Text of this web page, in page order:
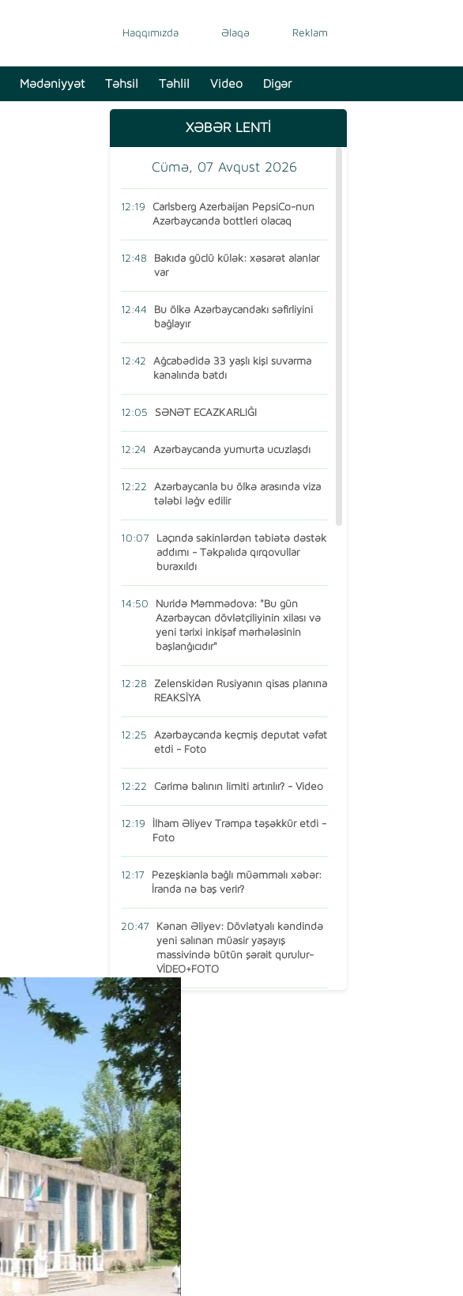
Haqqımızda Əlaqə Reklam
Mədəniyyət Təhsil Təhlil Video Digər
XƏBƏR LENTİ
Cümə, 07 Avqust 2026
12:19
Carlsberg Azerbaijan PepsiCo-nun
Azərbaycanda bottleri olacaq
12:48
Bakıda güclü külək: xəsarət alanlar
var
12:44
Bu ölkə Azərbaycandakı səfirliyini
bağlayır
12:42
Ağcabədidə 33 yaşlı kişi suvarma
kanalında batdı
12:05 SƏNƏT ECAZKARLIĞI
12:24 Azərbaycanda yumurta ucuzlaşdı
12:22
Azərbaycanla bu ölkə arasında viza
tələbi ləğv edilir
10:07
Laçında sakinlərdən təbiətə dəstək
addımı - Təkpalıda qırqovullar
buraxıldı
14:50
Nuridə Məmmədova: "Bu gün
Azərbaycan dövlətçiliyinin xilası və
yeni tarixi inkişaf mərhələsinin
başlanğıcıdır"
12:28
Zelenskidən Rusiyanın qisas planına
REAKSİYA
12:25
Azərbaycanda keçmiş deputat vəfat
etdi - Foto
12:22 Cərimə balının limiti artırılır? - Video
12:19
İlham Əliyev Trampa təşəkkür etdi -
Foto
12:17
Pezeşkianla bağlı müəmmalı xəbər:
İranda nə baş verir?
20:47
Kənan Əliyev: Dövlətyalı kəndində
yeni salınan müasir yaşayış
massivində bütün şərait qurulur-
VİDEO+FOTO
15:16
AMEA-nın vəzifəli şəxsi Türkiyədə
öldü
13:14
Ermənistan MDB-dən çıxır? – Baş
katibdən vacib açıqlama
11:12
Dərslər həftədə 2 gün evdən keçirilə
bilər – İnqilabi dəyişikliyin anonsu
verildi
11:08 Burak Dəniz saxlanıldı
10:57
Sabir Rüstəmxanlı “Turan bilgəsi”
mükafatına layiq görüldü
10:54
Putin buna ümid edirdi, lakin İran
müharibəsi... - Timoçko